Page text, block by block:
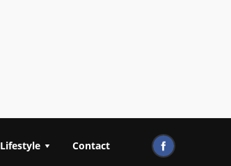
Lifestyle Contact